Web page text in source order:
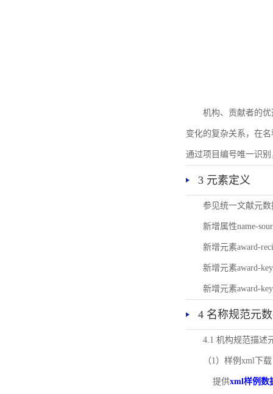
机构、贡献者的
变化的复杂关系，在
通过项目编号唯一识
3 元素定义
参见统一文献元
新增属性name-
新增元素award-
新增元素award-
新增元素award-
4 名称规范元
4.1 机构规范描述
（1）样例xml下载
提供xml样例数